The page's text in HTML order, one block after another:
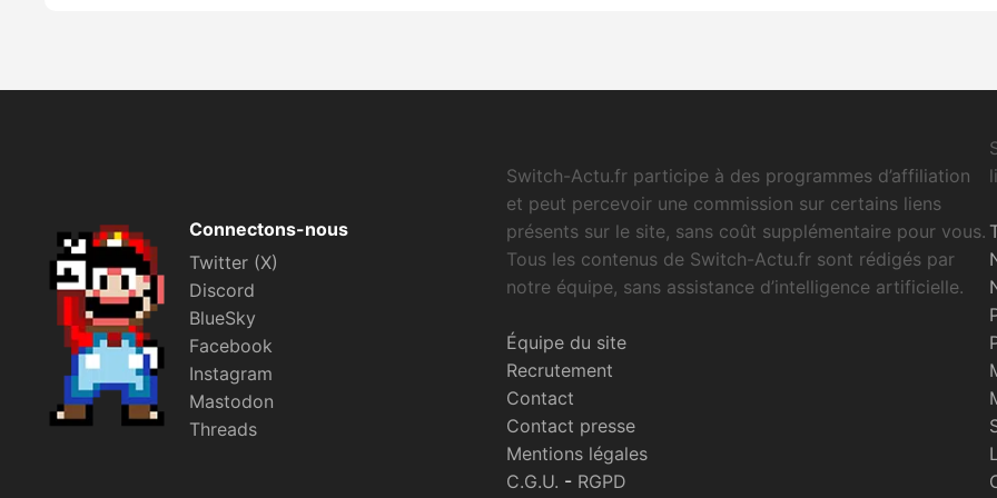
Connectons-nous
Twitter (X)
Discord
BlueSky
Facebook
Instagram
Mastodon
Threads
Switch-Actu.fr participe à des programmes d’affiliation
et peut percevoir une commission sur certains liens
présents sur le site, sans coût supplémentaire pour vous.
Tous les contenus de Switch-Actu.fr sont rédigés par
notre équipe, sans assistance d’intelligence artificielle.
Équipe du site
Recrutement
Contact
Contact presse
Mentions légales
C.G.U. - RGPD